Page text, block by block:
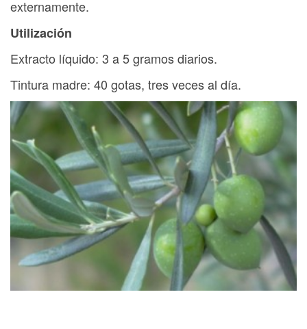
externamente.
Utilización
Extracto líquido: 3 a 5 gramos diarios.
Tintura madre: 40 gotas, tres veces al día.